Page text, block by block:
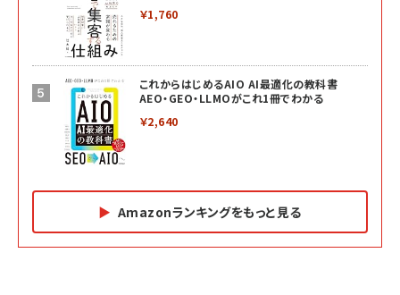
￥1,760
これからはじめるAIO AI最適化の教科書
AEO・GEO・LLMOがこれ1冊でわかる
￥2,640
Amazonランキングをもっと見る